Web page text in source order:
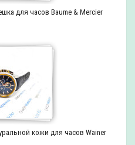
для часов Baume & Mercier
кожи для часов Wainer